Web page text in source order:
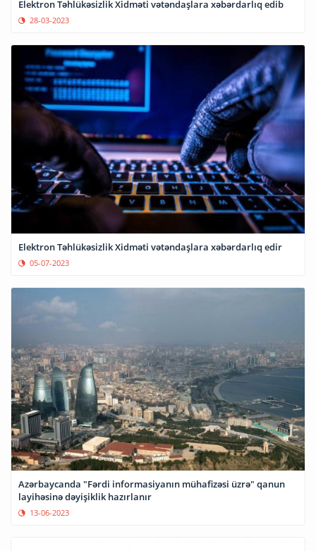
Elektron Təhlükəsizlik Xidməti vətəndaşlara xəbərdarlıq edib
28-03-2023
Elektron Təhlükəsizlik Xidməti vətəndaşlara xəbərdarlıq edir
05-07-2023
Azərbaycanda "Fərdi informasiyanın mühafizəsi üzrə" qanun
layihəsinə dəyişiklik hazırlanır
13-06-2023